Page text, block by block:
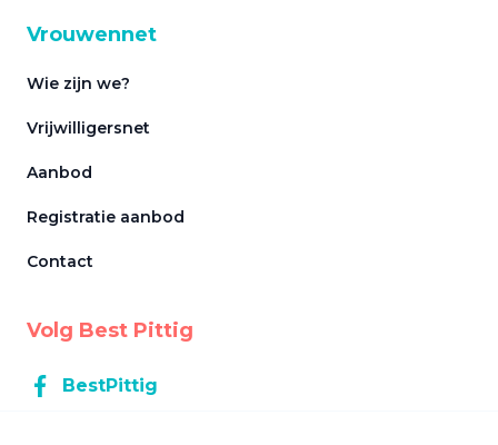
Vrouwennet
Wie zijn we?
Vrijwilligersnet
Aanbod
Registratie aanbod
Contact
Volg Best Pittig
BestPittig